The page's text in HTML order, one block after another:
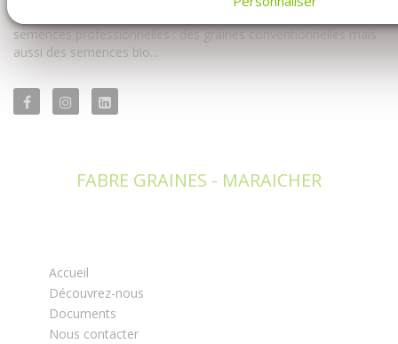
semences professionnelles : des graines conventionnelles mais
aussi des semences bio...
FABRE GRAINES - MARAICHER
Accueil
Découvrez-nous
Documents
Nous contacter